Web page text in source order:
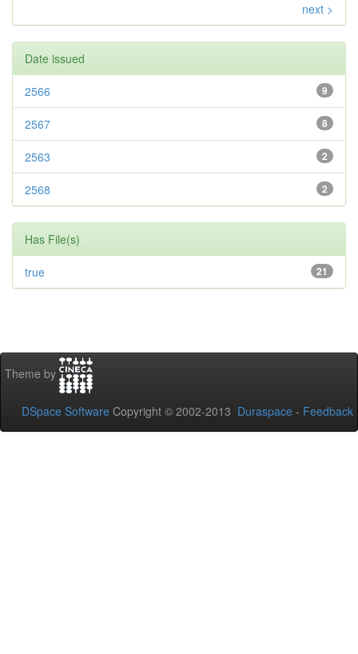
next >
Date issued
9
2566
8
2567
2
2563
2
2568
Has File(s)
21
true
Theme by
DSpace Software Copyright © 2002-2013 Duraspace - Feedback